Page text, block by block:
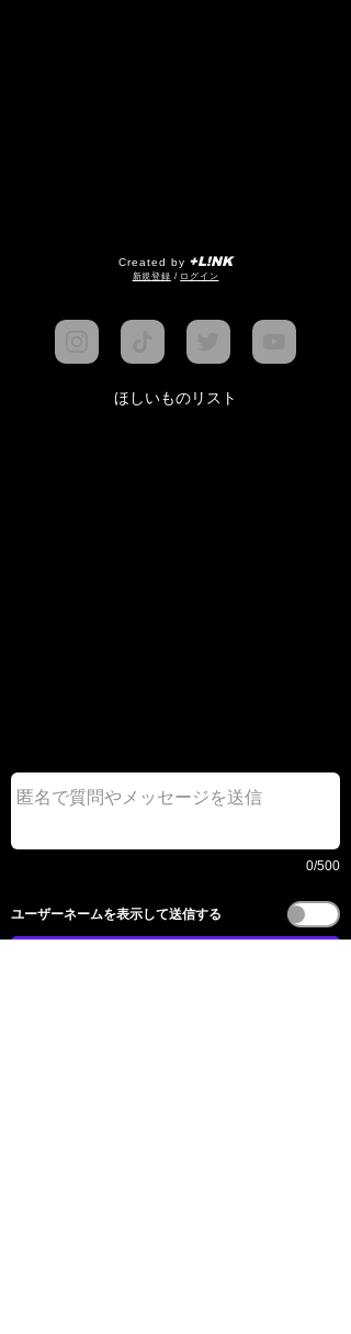
Created by +L!NK
​新規登録 / ログイン
ほしいものリスト
0/500
​ユーザーネームを表示して送信する